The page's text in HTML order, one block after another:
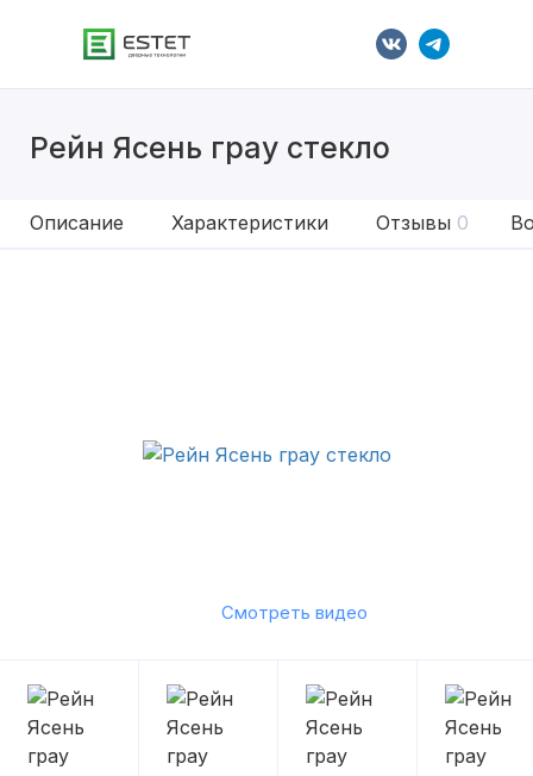
Рейн Ясень грау стекло
Описание Характеристики Отзывы 0
Смотреть видео